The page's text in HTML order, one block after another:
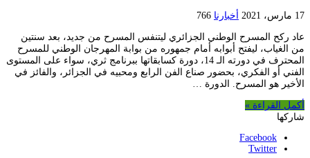
17 مارس، 2021 أخبارنا 766
عاد ركح المسرح الوطني الجزائري ليتنفس المسرح من جديد، بعد سنتين
من الغياب، ليفتح أبوابه أمام جمهوره من بوابة المهرجان الوطني للمسرح
المحترف في دورته الـ 14، دورة كسابقاتها ببرنامج ثري، سواء على المستوى
الفني أو الفكري، بحضور صناع الفن الرابع ومحبيه في الجزائر، والفائز في
الأخير هو المسرح. الدورة …
أكمل القراءة »
شاركها
Facebook
Twitter